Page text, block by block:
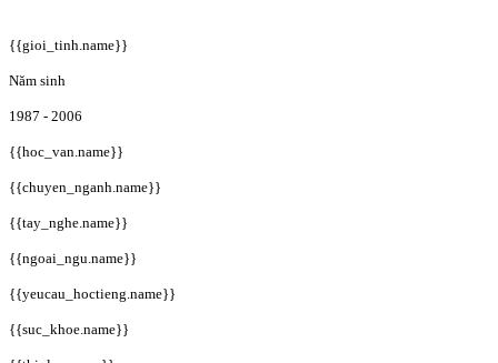
{{gioi_tinh.name}}
Năm sinh
1987 - 2006
{{hoc_van.name}}
{{chuyen_nganh.name}}
{{tay_nghe.name}}
{{ngoai_ngu.name}}
{{yeucau_hoctieng.name}}
{{suc_khoe.name}}